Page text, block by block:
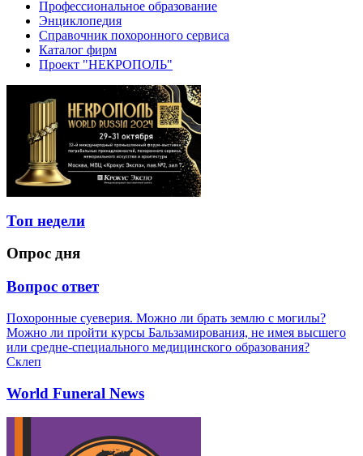
Профессиональное образование
Энциклопедия
Справочник похоронного сервиса
Каталог фирм
Проект "НЕКРОПОЛЬ"
Топ недели
Опрос дня
Вопрос ответ
Похоронные суеверия. Можно ли брать землю с могилы?
Можно ли пройти курсы Бальзамирования, не имея высшего
или средне-специального медицинского образования?
Склеп
World Funeral News